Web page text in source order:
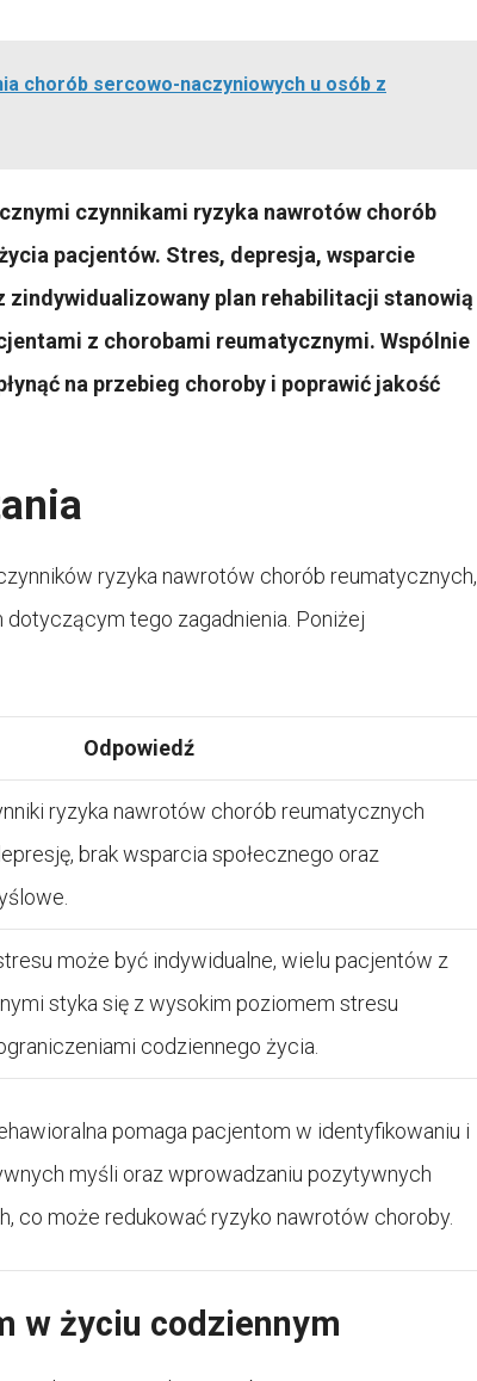
chorób sercowo-naczyniowych u osób z
czynnikami ryzyka nawrotów chorób
pacjentów. Stres, depresja, wsparcie
zindywidualizowany plan rehabilitacji stanowią
z chorobami reumatycznymi. Wspólnie
na przebieg choroby i poprawić jakość
ryzyka nawrotów chorób reumatycznych,
tego zagadnienia. Poniżej
Odpowiedź
ryzyka nawrotów chorób reumatycznych
brak wsparcia społecznego oraz
może być indywidualne, wielu pacjentów z
styka się z wysokim poziomem stresu
codziennego życia.
pomaga pacjentom w identyfikowaniu i
myśli oraz wprowadzaniu pozytywnych
co może redukować ryzyko nawrotów choroby.
w życiu codziennym